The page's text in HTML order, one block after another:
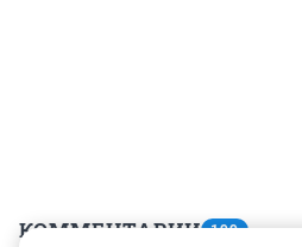
КОММЕНТАРИИ 199